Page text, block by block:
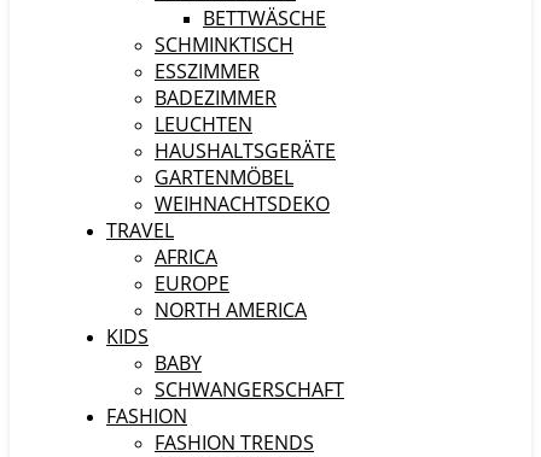
BETTWÄSCHE
SCHMINKTISCH
ESSZIMMER
BADEZIMMER
LEUCHTEN
HAUSHALTSGERÄTE
GARTENMÖBEL
WEIHNACHTSDEKO
TRAVEL
AFRICA
EUROPE
NORTH AMERICA
KIDS
BABY
SCHWANGERSCHAFT
FASHION
FASHION TRENDS